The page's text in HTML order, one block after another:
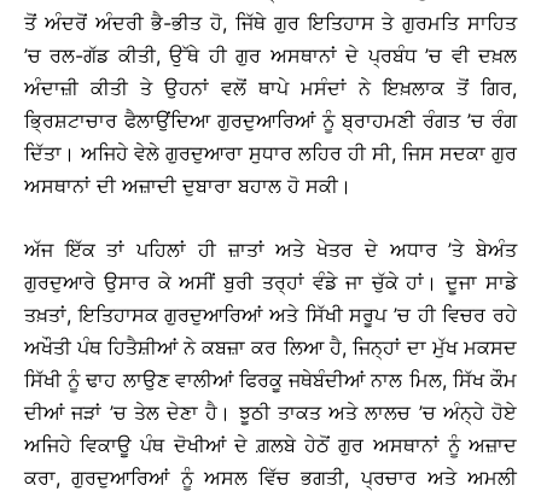
ਤੋਂ ਅੰਦਰੋਂ ਅੰਦਰੀ ਭੈ-ਭੀਤ ਹੋ, ਜਿੱਥੇ ਗੁਰ ਇਤਿਹਾਸ ਤੇ ਗੁਰਮਤਿ ਸਾਹਿਤ
’ਚ ਰਲ-ਗੱਡ ਕੀਤੀ, ਉੱਥੇ ਹੀ ਗੁਰ ਅਸਥਾਨਾਂ ਦੇ ਪ੍ਰਬੰਧ ’ਚ ਵੀ ਦਖ਼ਲ
ਅੰਦਾਜ਼ੀ ਕੀਤੀ ਤੇ ਉਹਨਾਂ ਵਲੋਂ ਥਾਪੇ ਮਸੰਦਾਂ ਨੇ ਇਖ਼ਲਾਕ ਤੋਂ ਗਿਰ,
ਭ੍ਰਿਸ਼ਟਾਚਾਰ ਫੈਲਾਉਂਦਿਆ ਗੁਰਦੁਆਰਿਆਂ ਨੂੰ ਬ੍ਰਾਹਮਣੀ ਰੰਗਤ ’ਚ ਰੰਗ
ਦਿੱਤਾ। ਅਜਿਹੇ ਵੇਲੇ ਗੁਰਦੁਆਰਾ ਸੁਧਾਰ ਲਹਿਰ ਹੀ ਸੀ, ਜਿਸ ਸਦਕਾ ਗੁਰ
ਅਸਥਾਨਾਂ ਦੀ ਅਜ਼ਾਦੀ ਦੁਬਾਰਾ ਬਹਾਲ ਹੋ ਸਕੀ।
ਅੱਜ ਇੱਕ ਤਾਂ ਪਹਿਲਾਂ ਹੀ ਜ਼ਾਤਾਂ ਅਤੇ ਖੇਤਰ ਦੇ ਅਧਾਰ ’ਤੇ ਬੇਅੰਤ
ਗੁਰਦੁਆਰੇ ਉਸਾਰ ਕੇ ਅਸੀਂ ਬੁਰੀ ਤਰ੍ਹਾਂ ਵੰਡੇ ਜਾ ਚੁੱਕੇ ਹਾਂ। ਦੂਜਾ ਸਾਡੇ
ਤਖ਼ਤਾਂ, ਇਤਿਹਾਸਕ ਗੁਰਦੁਆਰਿਆਂ ਅਤੇ ਸਿੱਖੀ ਸਰੂਪ ’ਚ ਹੀ ਵਿਚਰ ਰਹੇ
ਅਖੌਤੀ ਪੰਥ ਹਿਤੈਸ਼ੀਆਂ ਨੇ ਕਬਜ਼ਾ ਕਰ ਲਿਆ ਹੈ, ਜਿਨ੍ਹਾਂ ਦਾ ਮੁੱਖ ਮਕਸਦ
ਸਿੱਖੀ ਨੂੰ ਢਾਹ ਲਾਉਣ ਵਾਲੀਆਂ ਫਿਰਕੂ ਜਥੇਬੰਦੀਆਂ ਨਾਲ ਮਿਲ, ਸਿੱਖ ਕੌਮ
ਦੀਆਂ ਜੜਾਂ ’ਚ ਤੇਲ ਦੇਣਾ ਹੈ। ਝੂਠੀ ਤਾਕਤ ਅਤੇ ਲਾਲਚ ’ਚ ਅੰਨ੍ਹੇ ਹੋਏ
ਅਜਿਹੇ ਵਿਕਾਊ ਪੰਥ ਦੋਖੀਆਂ ਦੇ ਗ਼ਲਬੇ ਹੇਠੋਂ ਗੁਰ ਅਸਥਾਨਾਂ ਨੂੰ ਅਜ਼ਾਦ
ਕਰਾ, ਗੁਰਦੁਆਰਿਆਂ ਨੂੰ ਅਸਲ ਵਿੱਚ ਭਗਤੀ, ਪ੍ਰਚਾਰ ਅਤੇ ਅਮਲੀ